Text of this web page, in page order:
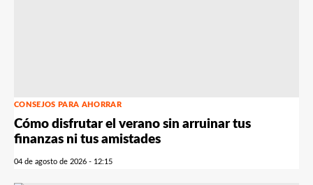
CONSEJOS PARA AHORRAR
Cómo disfrutar el verano sin arruinar tus
finanzas ni tus amistades
04 de agosto de 2026 - 12:15